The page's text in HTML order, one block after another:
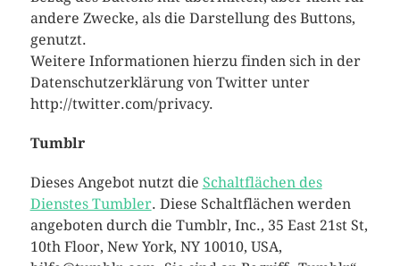
andere Zwecke, als die Darstellung des Buttons,
genutzt.
Weitere Informationen hierzu finden sich in der
Datenschutzerklärung von Twitter unter
http://twitter.com/privacy.
Tumblr
Dieses Angebot nutzt die Schaltflächen des
Dienstes Tumbler. Diese Schaltflächen werden
angeboten durch die Tumblr, Inc., 35 East 21st St,
10th Floor, New York, NY 10010, USA,